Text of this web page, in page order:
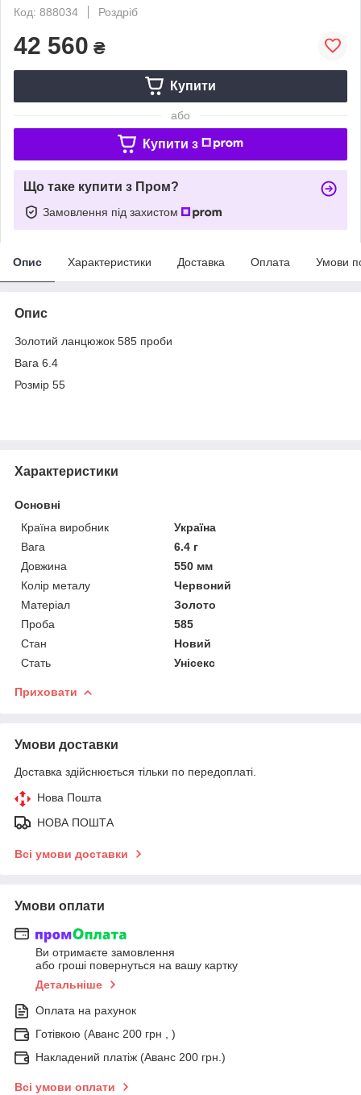
Код: 888034
Роздріб
42 560 ₴
Купити
або
Купити з
Що таке купити з Пром?
Замовлення під захистом
Опис Характеристики Доставка Оплата Умови
Опис
Золотий ланцюжок 585 проби
Вага 6.4
Розмір 55
Характеристики
Основні
Країна виробник
Україна
Вага
6.4 г
Довжина
550 мм
Колір металу
Червоний
Матеріал
Золото
Проба
585
Стан
Новий
Стать
Унісекс
Приховати
Умови доставки
Доставка здійснюється тільки по передоплаті.
Нова Пошта
НОВА ПОШТА
Всі умови доставки
Умови оплати
Ви отримаєте замовлення
або гроші повернуться на вашу картку
Детальніше
Оплата на рахунок
Готівкою (Аванс 200 грн , )
Накладений платіж (Аванс 200 грн.)
Всі умови оплати